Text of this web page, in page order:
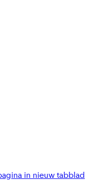
in nieuw tabblad